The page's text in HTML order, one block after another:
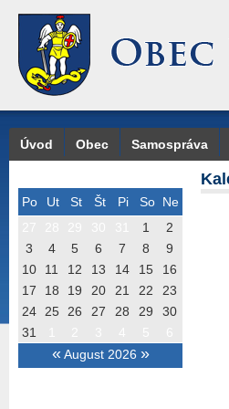
Úvod Obec Samospráva
Po Ut St Št Pi So Ne
« August 2026 »
1
2
3
4 5 6 7 8
9
10
11 12 13 14 15
16
17
18 19 20 21 22
23
24
25 26 27 28 29
30
31